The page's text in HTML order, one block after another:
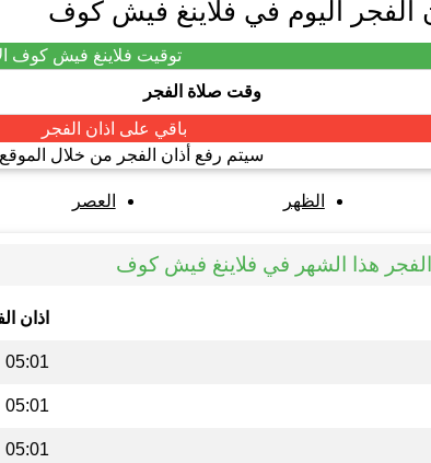
الفجر اليوم في فلاينغ فيش كوف
توقيت فلاينغ فيش كوف
وقت صلاة الفجر
باقي على اذان الفجر
سيتم رفع أذان الفجر من خلال
الظهر العصر
هذا الشهر في فلاينغ فيش كوف
اذان
05:01
05:01
05:01